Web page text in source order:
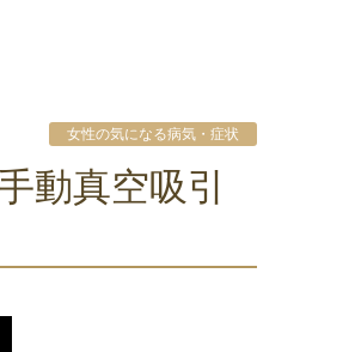
女性の気になる病気・症状